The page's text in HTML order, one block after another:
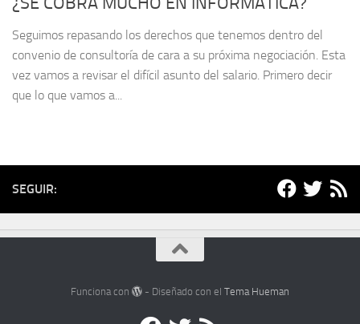
Seguimos repasando los derechos que tenemos dentro del
convenio de consultoría de cara a su próxima negociación. Esta
vez vamos a revisar el difícil asunto del salario. Primero decir
que lo que vamos a...
SEGUIR:
Funciona con - Diseñado con elTema Hueman